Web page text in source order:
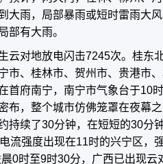
大雨，局部暴雨或短时雷雨大
部有大雨。
云对地放电闪击7245次。桂东
市、桂林市、贺州市、贵港市
首府南宁，南宁市气象台于10
布，整个城市仿佛笼罩在夜幕
续了30分钟，在短短的30分钟
流强度出现在11时的兴宁区，
0时至9时30分，广西已出现云